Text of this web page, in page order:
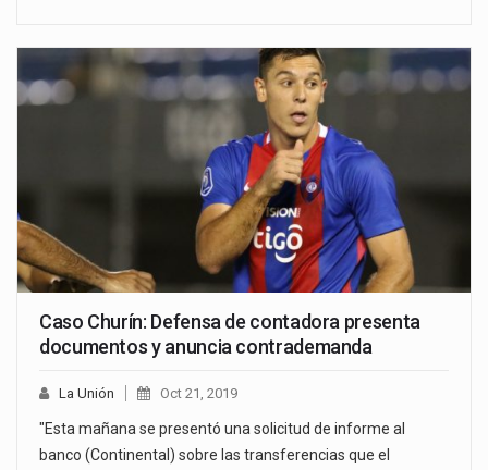
Caso Churín: Defensa de contadora presenta
documentos y anuncia contrademanda
La Unión Oct 21, 2019
"Esta mañana se presentó una solicitud de informe al
banco (Continental) sobre las transferencias que el